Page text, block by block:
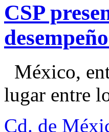
CSP
México,
lugar entre
Cd. de